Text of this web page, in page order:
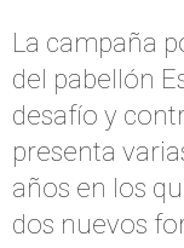
La campaña
del pabellón
desafío y
presenta
años en los
dos nuevos